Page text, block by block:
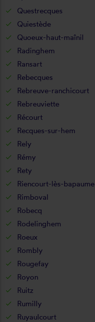
Questrecques
Quiestède
Quoeux-haut-maînil
Radinghem
Ransart
Rebecques
Rebreuve-ranchicourt
Rebreuviette
Récourt
Recques-sur-hem
Rely
Rémy
Rety
Riencourt-lès-bapaume
Rimboval
Robecq
Rodelinghem
Roeux
Rombly
Rougefay
Royon
Ruitz
Rumilly
Ruyaulcourt